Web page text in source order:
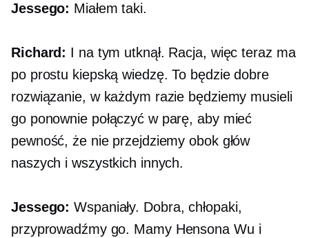
Jessego: Miałem taki.
Richard: I na tym utknął. Racja, więc teraz ma
po prostu kiepską wiedzę. To będzie dobre
rozwiązanie, w każdym razie będziemy musieli
go ponownie połączyć w parę, aby mieć
pewność, że nie przejdziemy obok głów
naszych i wszystkich innych.
Jessego: Wspaniały. Dobra, chłopaki,
przyprowadźmy go. Mamy Hensona Wu i